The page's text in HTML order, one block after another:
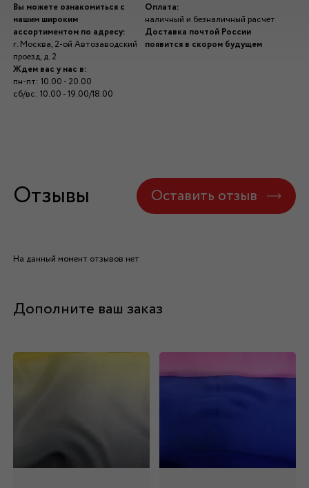
Вы можете ознакомиться с
нашим широким
ассортиментом по адресу:
г. Москва, 2-ой Автозаводский
проезд, д. 2
Ждем вас у нас в:
пн-пт: 10.00 - 20.00
сб/вс: 10.00 - 19.00/18.00
Оплата:
наличный и безналичный расчет
Доставка почтой России
появится в скором будущем
Отзывы Оставить отзыв
На данный момент отзывов нет
Дополните ваш заказ